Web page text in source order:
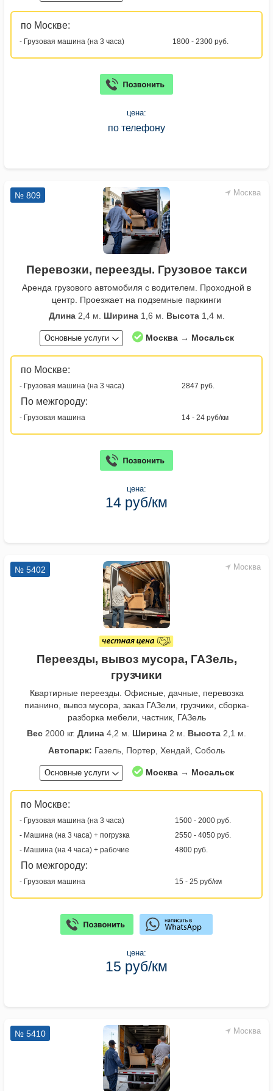
по Москве:
- Грузовая машина (на 3 часа) 1800 - 2300 руб.
цена:
по телефону
Москва
№ 809
Перевозки, переезды. Грузовое такси
Аренда грузового автомобиля с водителем. Проходной в
центр. Проезжает на подземные паркинги
Длина2,4 м. Ширина1,6 м. Высота1,4 м.
Основные услуги Москва → Мосальск
по Москве:
- Грузовая машина (на 3 часа) 2847 руб.
По межгороду:
- Грузовая машина 14 - 24 руб/км
цена:
14 руб/км
Москва
№ 5402
Переезды, вывоз мусора, ГАЗель,
грузчики
Квартирные переезды. Офисные, дачные, перевозка
пианино, вывоз мусора, заказ ГАЗели, грузчики, сборка-
разборка мебели, частник, ГАЗель
Вес 2000 кг. Длина 4,2 м. Ширина 2 м. Высота 2,1 м.
Автопарк: Газель, Портер, Хендай, Соболь
Основные услуги Москва → Мосальск
по Москве:
- Грузовая машина (на 3 часа)
1500 - 2000 руб.
- Машина (на 3 часа) + погрузка
2550 - 4050 руб.
- Машина (на 4 часа) + рабочие
4800 руб.
По межгороду:
- Грузовая машина 15 - 25 руб/км
цена:
15 руб/км
Москва
№ 5410